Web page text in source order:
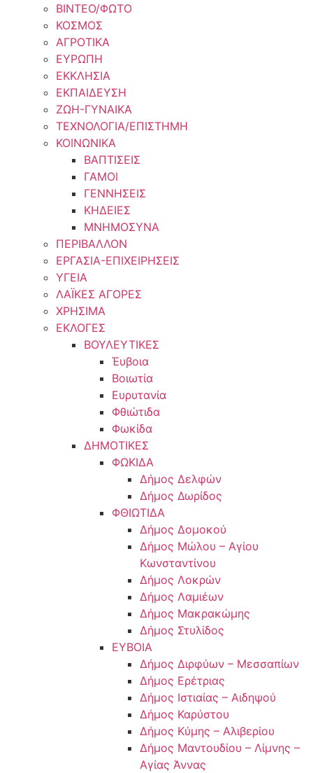
ΒΙΝΤΕΟ/ΦΩΤΟ
ΚΟΣΜΟΣ
ΑΓΡΟΤΙΚΑ
ΕΥΡΩΠΗ
ΕΚΚΛΗΣΙΑ
ΕΚΠΑΙΔΕΥΣΗ
ΖΩΗ-ΓΥΝΑΙΚΑ
ΤΕΧΝΟΛΟΓΙΑ/ΕΠΙΣΤΗΜΗ
ΚΟΙΝΩΝΙΚΑ
ΒΑΠΤΙΣΕΙΣ
ΓΑΜΟΙ
ΓΕΝΝΗΣΕΙΣ
ΚΗΔΕΙΕΣ
ΜΝΗΜΟΣΥΝΑ
ΠΕΡΙΒΑΛΛΟΝ
ΕΡΓΑΣΙΑ-ΕΠΙΧΕΙΡΗΣΕΙΣ
ΥΓΕΙΑ
ΛΑΪΚΕΣ ΑΓΟΡΕΣ
ΧΡΗΣΙΜΑ
ΕΚΛΟΓΕΣ
ΒΟΥΛΕΥΤΙΚΕΣ
Έυβοια
Βοιωτία
Ευρυτανία
Φθιώτιδα
Φωκίδα
ΔΗΜΟΤΙΚΕΣ
ΦΩΚΙΔΑ
Δήμος Δελφών
Δήμος Δωρίδος
ΦΘΙΩΤΙΔΑ
Δήμος Δομοκού
Δήμος Μώλου – Αγίου
Κωνσταντίνου
Δήμος Λοκρών
Δήμος Λαμιέων
Δήμος Μακρακώμης
Δήμος Στυλίδος
ΕΥΒΟΙΑ
Δήμος Διρφύων – Μεσσαπίων
Δήμος Ερέτριας
Δήμος Ιστιαίας – Αιδηψού
Δήμος Καρύστου
Δήμος Κύμης – Αλιβερίου
Δήμος Μαντουδίου – Λίμνης –
Αγίας Άννας